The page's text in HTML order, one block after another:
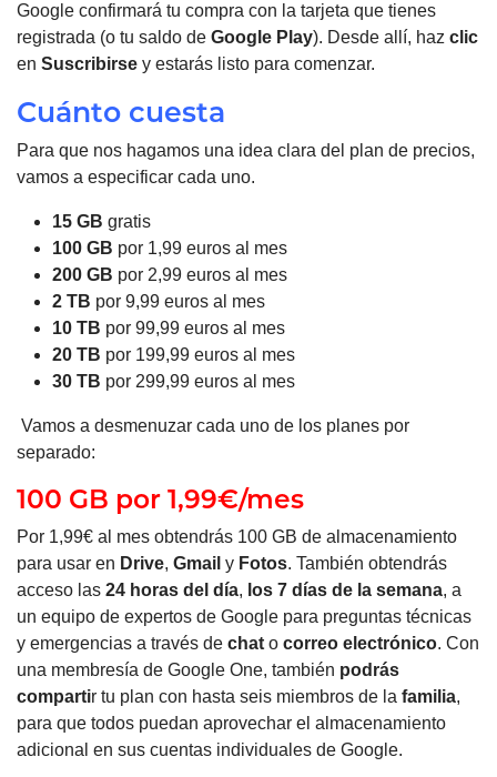
Google confirmará tu compra con la tarjeta que tienes
registrada (o tu saldo de Google Play). Desde allí, haz clic
en Suscribirse y estarás listo para comenzar.
Cuánto cuesta
Para que nos hagamos una idea clara del plan de precios,
vamos a especificar cada uno.
15 GB gratis
100 GB por 1,99 euros al mes
200 GB por 2,99 euros al mes
2 TB por 9,99 euros al mes
10 TB por 99,99 euros al mes
20 TB por 199,99 euros al mes
30 TB por 299,99 euros al mes
Vamos a desmenuzar cada uno de los planes por
separado:
100 GB por 1,99€/mes
Por 1,99€ al mes obtendrás 100 GB de almacenamiento
para usar en Drive, Gmail y Fotos. También obtendrás
acceso las 24 horas del día, los 7 días de la semana, a
un equipo de expertos de Google para preguntas técnicas
y emergencias a través de chat o correo electrónico. Con
una membresía de Google One, también podrás
compartir tu plan con hasta seis miembros de la familia,
para que todos puedan aprovechar el almacenamiento
adicional en sus cuentas individuales de Google.